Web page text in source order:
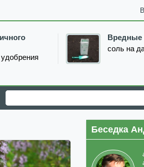
Вредные
соль на
Беседка